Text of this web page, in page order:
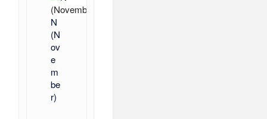
N
(N
ov
e
m
be
r)